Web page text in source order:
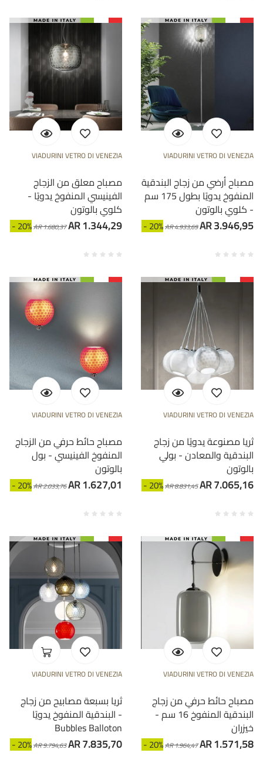
VIADURINI VETRO DI VENEZIA
مصباح معلق من الزجاج
الفينيسي المنفوخ يدويًا -
كلوي بالوتون
- 20%AR 1.680,37AR 1.344,29
VIADURINI VETRO DI VENEZIA
مصباح أرضي من زجاج البندقية
المنفوخ يدويًا بطول 175 سم
- كلوي بالوتون
- 20%AR 4.933,69AR 3.946,95
VIADURINI VETRO DI VENEZIA
مصباح حائط حرفي من الزجاج
المنفوخ الفينيسي - بول
بالوتون
- 20%AR 2.033,76AR 1.627,01
VIADURINI VETRO DI VENEZIA
ثريا مصنوعة يدويًا من زجاج
البندقية والمعادن - بولي
بالوتون
- 20%AR 8.831,45AR 7.065,16
VIADURINI VETRO DI VENEZIA
ثريا بسبعة مصابيح من زجاج
البندقية المنفوخ يدويًا -
Bubbles Balloton
- 20%AR 9.794,63AR 7.835,70
VIADURINI VETRO DI VENEZIA
مصباح حائط حرفي من زجاج
البندقية المنفوخ 16 سم -
خيزران
- 20%AR 1.964,47AR 1.571,58